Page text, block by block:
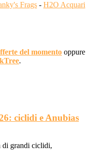
Frags - H2O Acquari
del momento oppure
.
ciclidi e Anubias
grandi ciclidi,